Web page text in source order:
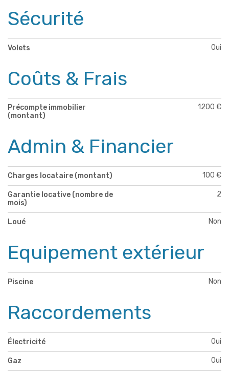
Sécurité
Volets Oui
Coûts & Frais
Précompte immobilier
(montant)
1200 €
Admin & Financier
Charges locataire (montant) 100 €
Garantie locative (nombre de
mois)
2
Loué Non
Equipement extérieur
Piscine Non
Raccordements
Électricité Oui
Gaz Oui